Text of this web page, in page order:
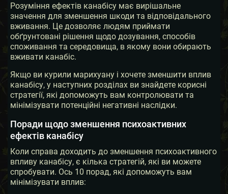
Розуміння ефектів канабісу має вирішальне
значення для зменшення шкоди та відповідального
вживання. Це дозволяє людям приймати
обґрунтовані рішення щодо дозування, способів
споживання та середовища, в якому вони обирають
вживати канабіс.
Якщо ви курили марихуану і хочете зменшити вплив
канабісу, у наступних розділах ви знайдете корисні
стратегії, які допоможуть вам контролювати та
мінімізувати потенційні негативні наслідки.
Поради щодо зменшення психоактивних
ефектів канабісу
Коли справа доходить до зменшення психоактивного
впливу канабісу, є кілька стратегій, які ви можете
спробувати. Ось 10 порад, які допоможуть вам
мінімізувати вплив: